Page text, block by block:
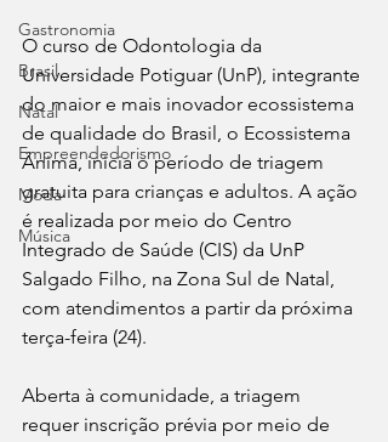
Gastronomia
Brasil
Natal
Empreendedorismo
Moda
Música
O curso de Odontologia da
Universidade Potiguar (UnP), integrante
do maior e mais inovador ecossistema
de qualidade do Brasil, o Ecossistema
Ânima, inicia o período de triagem
gratuita para crianças e adultos. A ação
é realizada por meio do Centro
Integrado de Saúde (CIS) da UnP
Salgado Filho, na Zona Sul de Natal,
com atendimentos a partir da próxima
terça-feira (24).
Aberta à comunidade, a triagem
requer inscrição prévia por meio de